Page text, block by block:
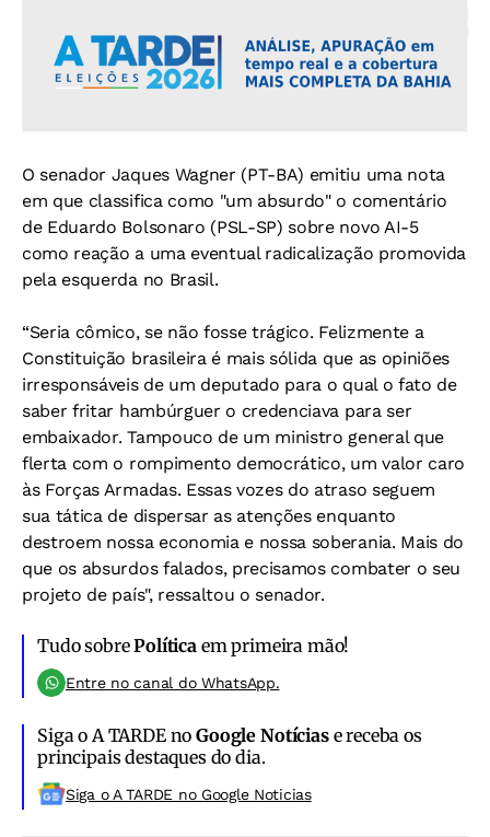
O senador Jaques Wagner (PT-BA) emitiu uma nota
em que classifica como "um absurdo" o comentário
de Eduardo Bolsonaro (PSL-SP) sobre novo AI-5
como reação a uma eventual radicalização promovida
pela esquerda no Brasil.
“Seria cômico, se não fosse trágico. Felizmente a
Constituição brasileira é mais sólida que as opiniões
irresponsáveis de um deputado para o qual o fato de
saber fritar hambúrguer o credenciava para ser
embaixador. Tampouco de um ministro general que
flerta com o rompimento democrático, um valor caro
às Forças Armadas. Essas vozes do atraso seguem
sua tática de dispersar as atenções enquanto
destroem nossa economia e nossa soberania. Mais do
que os absurdos falados, precisamos combater o seu
projeto de país", ressaltou o senador.
Tudo sobrePolítica em primeira mão!
Entre no canal do WhatsApp.
Siga o A TARDE noGoogle Notíciase receba os
principais destaques do dia.
Siga o A TARDE no Google Noticias